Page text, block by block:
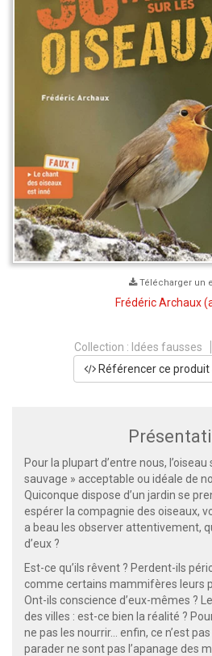
Télécharger un
Frédéric Archaux
Collection : Idées fausses
Référencer ce produit
Pour la plupart d’entre nous,
sauvage » acceptable ou idéale de
Quiconque dispose d’un jardin se
espérer la compagnie des oiseaux,
a beau les observer attentivement,
d’eux ?
Est-ce qu’ils rêvent ? Perdent-ils
comme certains mammifères leurs
Ont-ils conscience d’eux-mêmes ?
des villes : est-ce bien la réalité ?
ne pas les nourrir… enfin, ce n’est
parader ne sont pas l’apanage des